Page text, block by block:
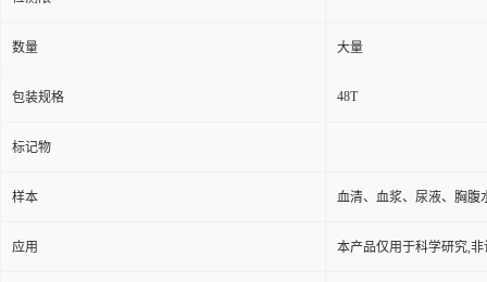
数量 大量
包装规格 48T
标记物
样本 血清、血浆、尿液、胸腹
应用 本产品仅用于科学研究,